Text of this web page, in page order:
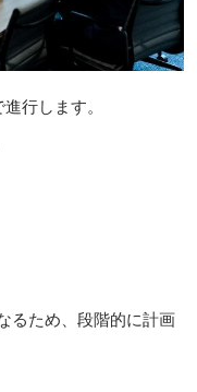
行します。
るため、段階的に計画